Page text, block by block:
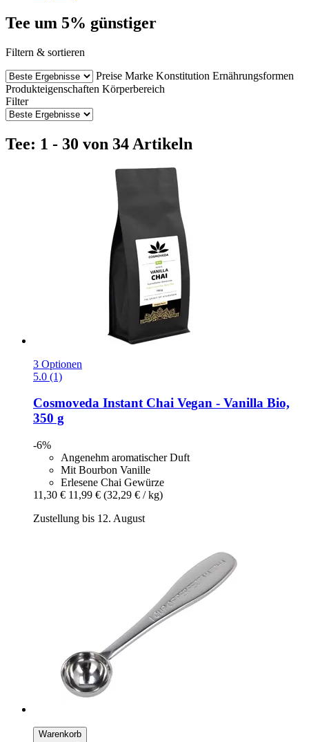
Tee um 5% günstiger
Filtern & sortieren
Preise Marke Konstitution Ernährungsformen
Produkteigenschaften Körperbereich
Filter
Tee: 1 - 30 von 34 Artikeln
3 Optionen
5.0 (1)
Cosmoveda Instant Chai Vegan -​ Vanilla Bio,
350 g
-6%
Angenehm aromatischer Duft
Mit Bourbon Vanille
Erlesene Chai Gewürze
11,30 € 11,99 € (32,29 € / kg)
Zustellung bis 12. August
Warenkorb